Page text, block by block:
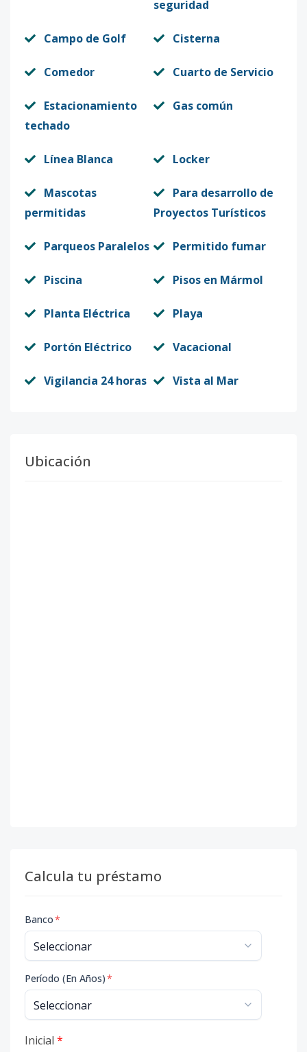
seguridad
Campo de Golf Cisterna
Comedor Cuarto de Servicio
Estacionamiento
techado
Gas común
Línea Blanca Locker
Mascotas
permitidas
Para desarrollo de
Proyectos Turísticos
Parqueos Paralelos Permitido fumar
Piscina Pisos en Mármol
Planta Eléctrica Playa
Portón Eléctrico Vacacional
Vigilancia 24 horas Vista al Mar
Ubicación
Calcula tu préstamo
Banco*
Período (En Años)*
Inicial *